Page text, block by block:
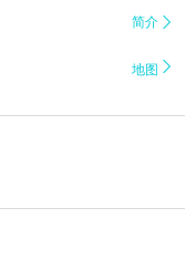
简介 
地图 